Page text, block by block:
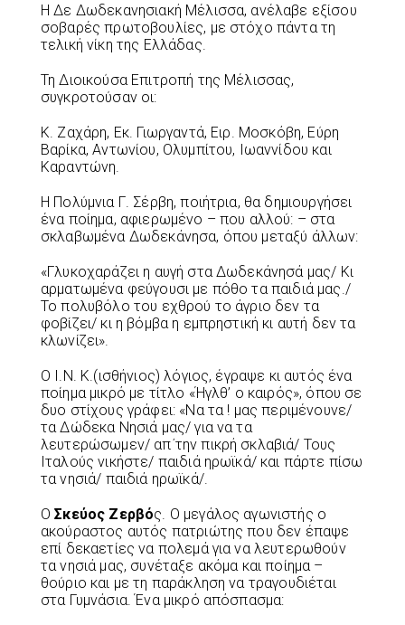
Η Δε Δωδεκανησιακή Μέλισσα, ανέλαβε εξίσου
σοβαρές πρωτοβουλίες, με στόχο πάντα τη
τελική νίκη της Ελλάδας.
Τη Διοικούσα Επιτροπή της Μέλισσας,
συγκροτούσαν οι:
Κ. Ζαχάρη, Εκ. Γιωργαντά, Ειρ. Μοσκόβη, Εύρη
Βαρίκα, Αντωνίου, Ολυμπίτου, Ιωαννίδου και
Καραντώνη.
Η Πολύμνια Γ. Σέρβη, ποιήτρια, θα δημιουργήσει
ένα ποίημα, αφιερωμένο – που αλλού: – στα
σκλαβωμένα Δωδεκάνησα, όπου μεταξύ άλλων:
«Γλυκοχαράζει η αυγή στα Δωδεκάνησά μας/ Κι
αρματωμένα φεύγουσι με πόθο τα παιδιά μας./
Το πολυβόλο του εχθρού το άγριο δεν τα
φοβίζει/ κι η βόμβα η εμπρηστική κι αυτή δεν τα
κλωνίζει».
Ο Ι.Ν. Κ.(ισθήνιος) λόγιος, έγραψε κι αυτός ένα
ποίημα μικρό με τίτλο «Ήγλθ’ ο καιρός», όπου σε
δυο στίχους γράφει: «Να τα ! μας περιμένουνε/
τα Δώδεκα Νησιά μας/ για να τα
λευτερώσωμεν/ απ΄την πικρή σκλαβιά/ Τους
Ιταλούς νικήστε/ παιδιά ηρωϊκά/ και πάρτε πίσω
τα νησιά/ παιδιά ηρωϊκά/.
ΟΣκεύος Ζερβός. Ο μεγάλος αγωνιστής ο
ακούραστος αυτός πατριώτης που δεν έπαψε
επί δεκαετίες να πολεμά για να λευτερωθούν
τα νησιά μας, συνέταξε ακόμα και ποίημα –
θούριο και με τη παράκληση να τραγουδιέται
στα Γυμνάσια. Ένα μικρό απόσπασμα: